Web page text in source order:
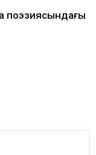
поэзиясындағы